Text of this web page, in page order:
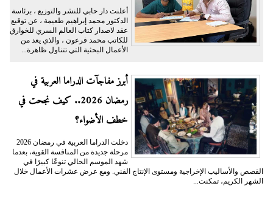
أعلنت دار حابي للنشر والتوزيع ، برئاسة
الدكتور محمد إبراهيم طعيمة ، عن توقيع
عقد لاصدار كتاب العالم السري للخوارق
للكاتب محمد فرعون ، والذي يعد من
الأعمال البحثية التي تتناول ظاهرة...
أبرز مفاجآت الدراما العربية في
رمضان 2026.. كيف نجحت في
خطف الأضواء؟
دخلت الدراما العربية في رمضان 2026
مرحلة جديدة من المنافسة القوية، بعدما
شهد الموسم الحالي تنوعًا كبيرًا في
القصص والأساليب الإخراجية ومستوى الإنتاج الفني. ومع عرض عشرات الأعمال خلال
الشهر الكريم، تمكنت...